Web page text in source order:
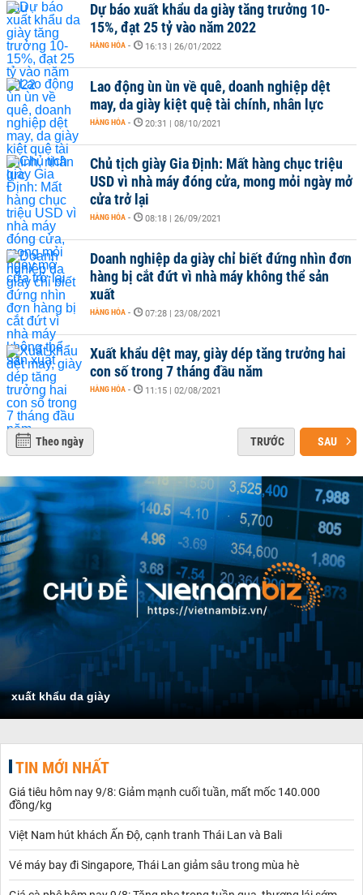
Dự báo xuất khẩu da giày tăng trưởng 10-
15%, đạt 25 tỷ vào năm 2022
HÀNG HÓA - 16:13 | 26/01/2022
Lao động ùn ùn về quê, doanh nghiệp dệt
may, da giày kiệt quệ tài chính, nhân lực
HÀNG HÓA - 20:31 | 08/10/2021
Chủ tịch giày Gia Định: Mất hàng chục triệu
USD vì nhà máy đóng cửa, mong mỏi ngày mở
cửa trở lại
HÀNG HÓA - 08:18 | 26/09/2021
Doanh nghiệp da giày chỉ biết đứng nhìn đơn
hàng bị cắt đứt vì nhà máy không thể sản
xuất
HÀNG HÓA - 07:28 | 23/08/2021
Xuất khẩu dệt may, giày dép tăng trưởng hai
con số trong 7 tháng đầu năm
HÀNG HÓA - 11:15 | 02/08/2021
Theo ngày TRƯỚC SAU
xuất khẩu da giày
TIN MỚI NHẤT
Giá tiêu hôm nay 9/8: Giảm mạnh cuối tuần, mất mốc 140.000
đồng/kg
Việt Nam hút khách Ấn Độ, cạnh tranh Thái Lan và Bali
Vé máy bay đi Singapore, Thái Lan giảm sâu trong mùa hè